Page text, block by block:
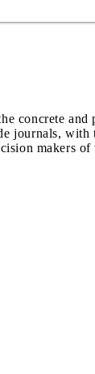
concrete
journals,
makers